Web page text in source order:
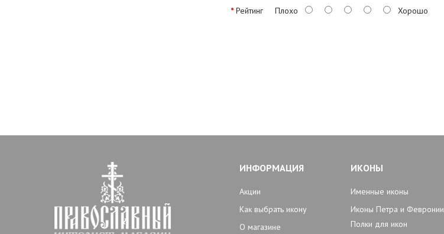
РейтингПлохо Хорошо
ИНФОРМАЦИЯ
Акции
Как выбрать икону
О магазине
ИКОНЫ
Именные иконы
Иконы Петра и Февронии
Полки для икон